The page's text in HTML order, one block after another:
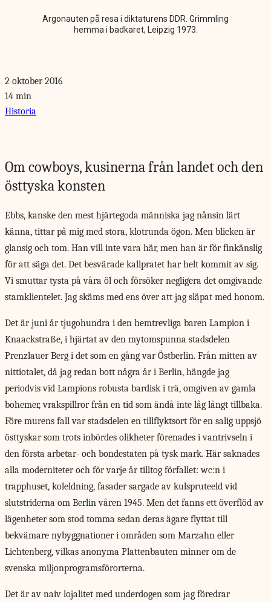
Argonauten på resa i diktaturens DDR. Grimmling
hemma i badkaret, Leipzig 1973.
2 oktober 2016
14 min
Historia
Om cowboys, kusinerna från landet och den
östtyska konsten
Ebbs, kanske den mest hjärtegoda människa jag nånsin lärt
känna, tittar på mig med stora, klotrunda ögon. Men blicken är
glansig och tom. Han vill inte vara här, men han är för finkänslig
för att säga det. Det besvärade kallpratet har helt kommit av sig.
Vi smuttar tysta på våra öl och försöker negligera det omgivande
stamklientelet. Jag skäms med ens över att jag släpat med honom.
Det är juni år tjugohundra i den hemtrevliga baren Lampion i
Knaackstraße, i hjärtat av den mytomspunna stadsdelen
Prenzlauer Berg i det som en gång var Östberlin. Från mitten av
nittiotalet, då jag redan bott några år i Berlin, hängde jag
periodvis vid Lampions robusta bardisk i trä, omgiven av gamla
bohemer, vrakspillror från en tid som ändå inte låg långt tillbaka.
Före murens fall var stadsdelen en tillflyktsort för en salig uppsjö
östtyskar som trots inbördes olikheter förenades i vantrivseln i
den första arbetar- och bondestaten på tysk mark. Här saknades
alla moderniteter och för varje år tilltog förfallet: wc:n i
trapphuset, koleldning, fasader sargade av kulspruteeld vid
slutstriderna om Berlin våren 1945. Men det fanns ett överflöd av
lägenheter som stod tomma sedan deras ägare flyttat till
bekvämare nybyggnationer i områden som Marzahn eller
Lichtenberg, vilkas anonyma Plattenbauten minner om de
svenska miljonprogramsförorterna.
Det är av naiv lojalitet med underdogen som jag föredrar